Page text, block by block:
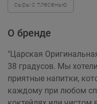
сыры с плесенью
О бренде
"Царская
38 градусов. Мы
приятные напитки,
каждому при любом